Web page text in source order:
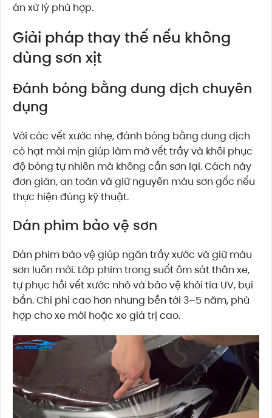
án xử lý phù hợp.
Giải pháp thay thế nếu không
dùng sơn xịt
Đánh bóng bằng dung dịch chuyên
dụng
Với các vết xước nhẹ, đánh bóng bằng dung dịch
có hạt mài mịn giúp làm mờ vết trầy và khôi phục
độ bóng tự nhiên mà không cần sơn lại. Cách này
đơn giản, an toàn và giữ nguyên màu sơn gốc nếu
thực hiện đúng kỹ thuật.
Dán phim bảo vệ sơn
Dán phim bảo vệ giúp ngăn trầy xước và giữ màu
sơn luôn mới. Lớp phim trong suốt ôm sát thân xe,
tự phục hồi vết xước nhỏ và bảo vệ khỏi tia UV, bụi
bẩn. Chi phí cao hơn nhưng bền tới 3–5 năm, phù
hợp cho xe mới hoặc xe giá trị cao.